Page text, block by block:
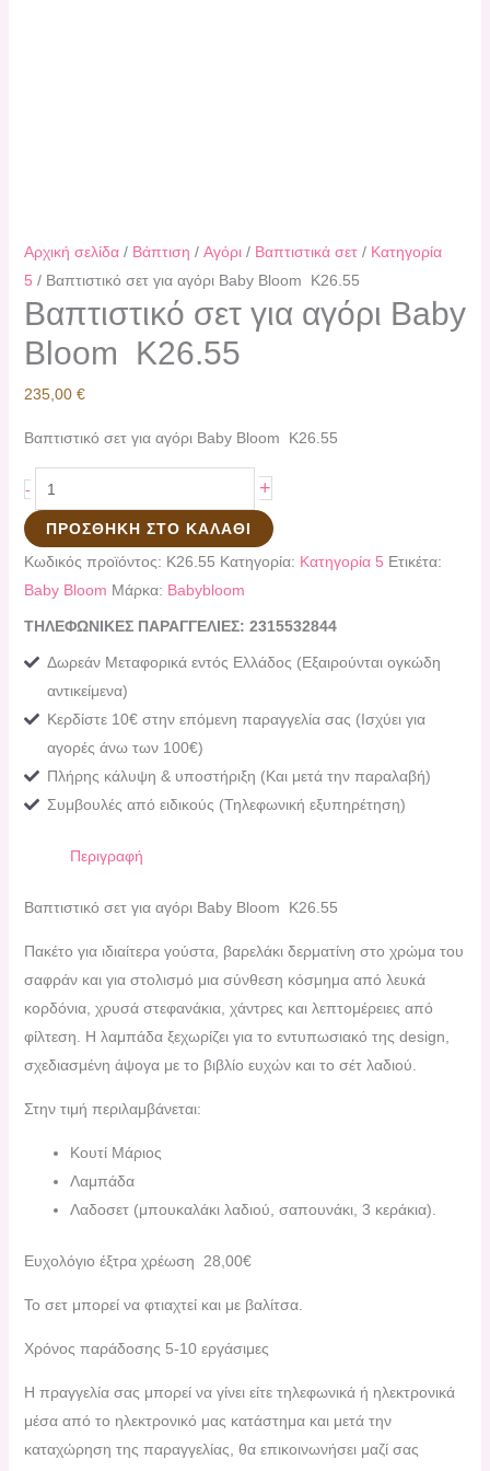
Αρχική σελίδα/ Βάπτιση / Αγόρι/ Βαπτιστικά σετ/ Κατηγορία
5 / Βαπτιστικό σετ για αγόρι Baby Bloom K26.55
Βαπτιστικό σετ για αγόρι Baby
Bloom K26.55
235,00 €
Βαπτιστικό σετ για αγόρι Baby Bloom K26.55
- +
ΠΡΟΣΘΉΚΗ ΣΤΟ ΚΑΛΆΘΙ
Κωδικός προϊόντος: K26.55 Κατηγορία: Κατηγορία 5 Ετικέτα:
Baby Bloom Μάρκα: Babybloom
ΤΗΛΕΦΩΝΙΚΕΣ ΠΑΡΑΓΓΕΛΙΕΣ: 2315532844
Δωρεάν Μεταφορικά εντός Ελλάδος (Εξαιρούνται ογκώδη
αντικείμενα)
Κερδίστε 10€ στην επόμενη παραγγελία σας (Ισχύει για
αγορές άνω των 100€)
Πλήρης κάλυψη & υποστήριξη (Και μετά την παραλαβή)
Συμβουλές από ειδικούς (Τηλεφωνική εξυπηρέτηση)
Περιγραφή
Βαπτιστικό σετ για αγόρι Baby Bloom K26.55
Πακέτο για ιδιαίτερα γούστα, βαρελάκι δερματίνη στο χρώμα του
σαφράν και για στολισμό μια σύνθεση κόσμημα από λευκά
κορδόνια, χρυσά στεφανάκια, χάντρες και λεπτομέρειες από
φίλτεση. Η λαμπάδα ξεχωρίζει για το εντυπωσιακό της design,
σχεδιασμένη άψογα με το βιβλίο ευχών και το σέτ λαδιού.
Στην τιμή περιλαμβάνεται:
Κουτί Μάριος
Λαμπάδα
Λαδοσετ (μπουκαλάκι λαδιού, σαπουνάκι, 3 κεράκια).
Ευχολόγιο έξτρα χρέωση 28,00€
Το σετ μπορεί να φτιαχτεί και με βαλίτσα.
Χρόνος παράδοσης 5-10 εργάσιμες
H πραγγελία σας μπορεί να γίνει είτε τηλεφωνικά ή ηλεκτρονικά
μέσα από το ηλεκτρονικό μας κατάστημα και μετά την
καταχώρηση της παραγγελίας, θα επικοινωνήσει μαζί σας